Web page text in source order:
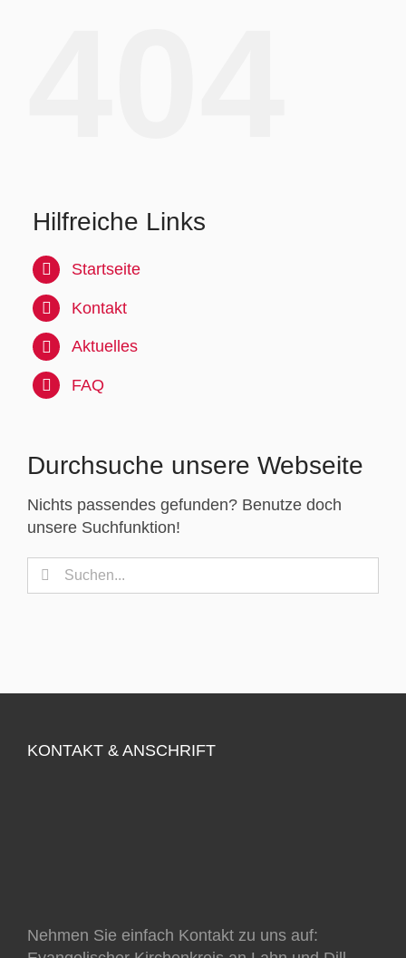
Hilfreiche Links
Startseite
Kontakt
Aktuelles
FAQ
Durchsuche unsere Webseite
Nichts passendes gefunden? Benutze doch
unsere Suchfunktion!
Suche
nach:
KONTAKT & ANSCHRIFT
Nehmen Sie einfach Kontakt zu uns auf: